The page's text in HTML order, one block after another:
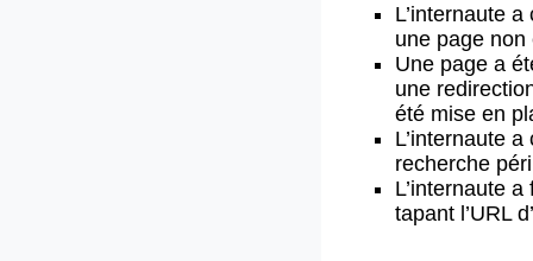
L’internaute
une page non
Une page a
une
été mise en
L’internaute
recherche
L’internaute
tapant l’URL